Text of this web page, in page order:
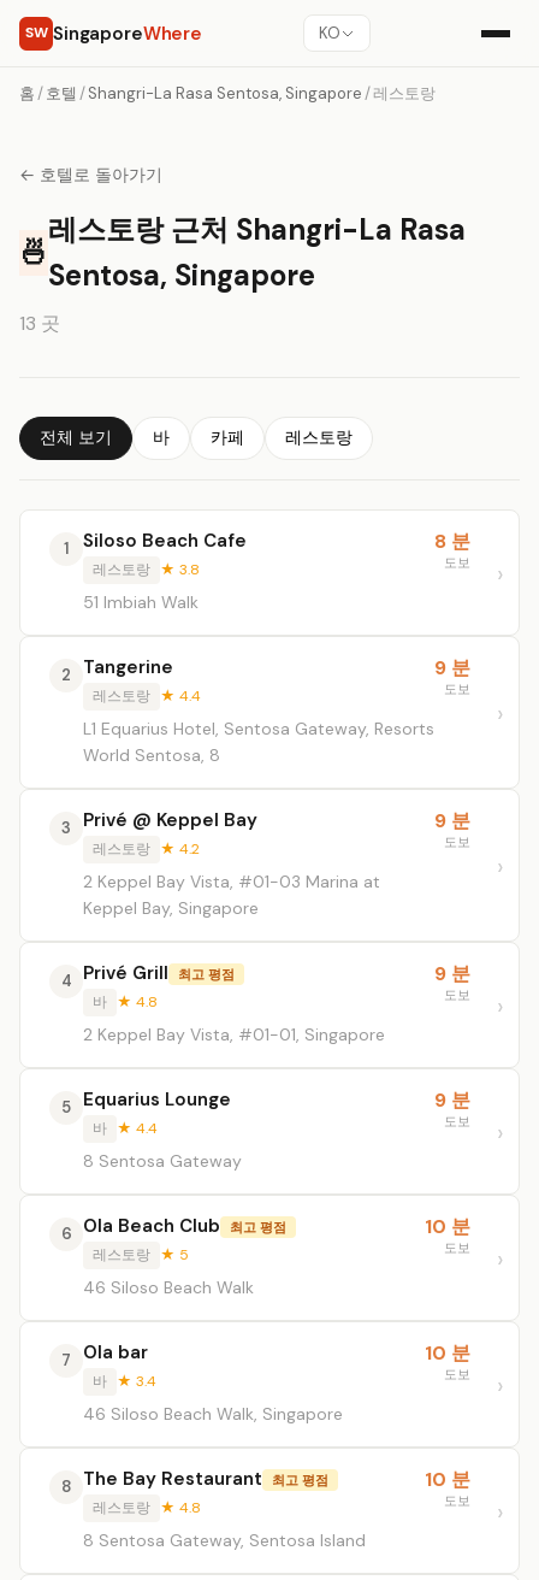
SW SingaporeWhere KO
홈 /호텔 /Shangri-La Rasa Sentosa, Singapore /레스토랑
← 호텔로 돌아가기
🍜
레스토랑 근처 Shangri-La Rasa
Sentosa, Singapore
13 곳
전체 보기 바 카페 레스토랑
1 Siloso Beach Cafe
레스토랑 ★ 3.8
51 Imbiah Walk
8 분
도보
2 Tangerine
레스토랑 ★ 4.4
L1 Equarius Hotel, Sentosa Gateway, Resorts
World Sentosa, 8
9 분
도보
3 Privé @ Keppel Bay
레스토랑 ★ 4.2
2 Keppel Bay Vista, #01-03 Marina at
Keppel Bay, Singapore
9 분
도보
4 Privé Grill 최고 평점
바 ★ 4.8
2 Keppel Bay Vista, #01-01, Singapore
9 분
도보
5 Equarius Lounge
바 ★ 4.4
8 Sentosa Gateway
9 분
도보
6 Ola Beach Club 최고 평점
레스토랑 ★ 5
46 Siloso Beach Walk
10 분
도보
7 Ola bar
바 ★ 3.4
46 Siloso Beach Walk, Singapore
10 분
도보
8 The Bay Restaurant 최고 평점
레스토랑 ★ 4.8
8 Sentosa Gateway, Sentosa Island
10 분
도보